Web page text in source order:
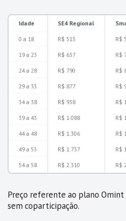
Idade SE4 Regional
0 a 18 R$ 513 R$
19 a 23 R$ 637 R$
24 a 28 R$ 790 R$
29 a 33 R$ 877 R$
34 a 38 R$ 938 R$
39 a 43 R$ 1.088 R$
44 a 48 R$ 1.306 R$
49 a 53 R$ 1.737 R$
54 a 58 R$ 2.310 R$
Preço referente ao plano Omint
sem coparticipação.